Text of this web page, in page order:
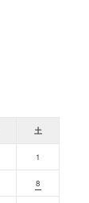
土
1
8